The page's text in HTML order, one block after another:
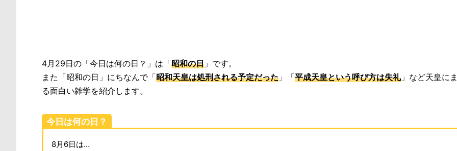
4月29日の「今日は何の日？」は「昭和の日 」です。
また「昭和の日」にちなんで「昭和天皇は処刑される予定だった 」「平成天皇という呼び方は失礼」など天皇に
る面白い雑学を紹介します。
今日は何の日？
8月6日は…